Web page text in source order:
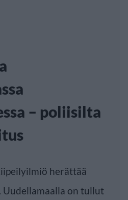
– poliisilta
herättää
Uudellamaalla on tullut